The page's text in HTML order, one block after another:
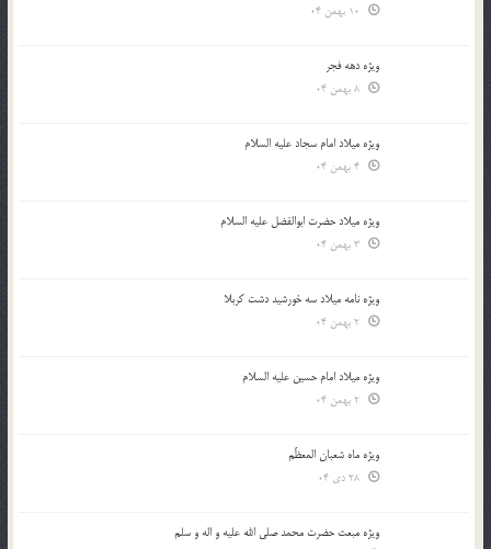
ویژه دهه فجر
ویژه میلاد امام سجاد علیه السلام
ویژه میلاد حضرت ابوالفضل علیه السلام
ویژه نامه میلاد سه خورشید دشت کربلا
ویژه میلاد امام حسین علیه السلام
ویژه ماه شعبان المعظّم
ویژه مبعث حضرت محمد صلی الله علیه و اله و سلم